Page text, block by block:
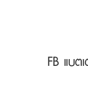
FB แบ